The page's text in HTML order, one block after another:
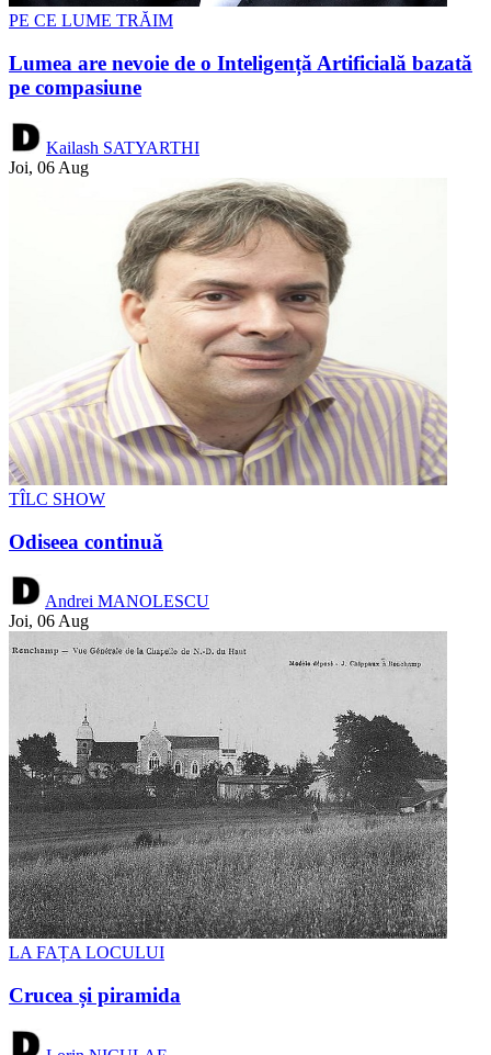
PE CE LUME TRĂIM
Lumea are nevoie de o Inteligență Artificială bazată
pe compasiune
Kailash SATYARTHI
Joi, 06 Aug
TÎLC SHOW
Odiseea continuă
Andrei MANOLESCU
Joi, 06 Aug
LA FAȚA LOCULUI
Crucea și piramida